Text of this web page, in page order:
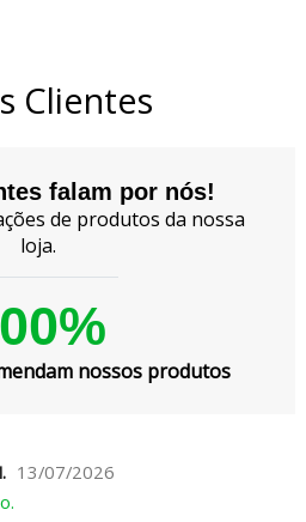
Clientes
falam por nós!
de produtos da nossa
loja.
nossos produtos
13/07/2026